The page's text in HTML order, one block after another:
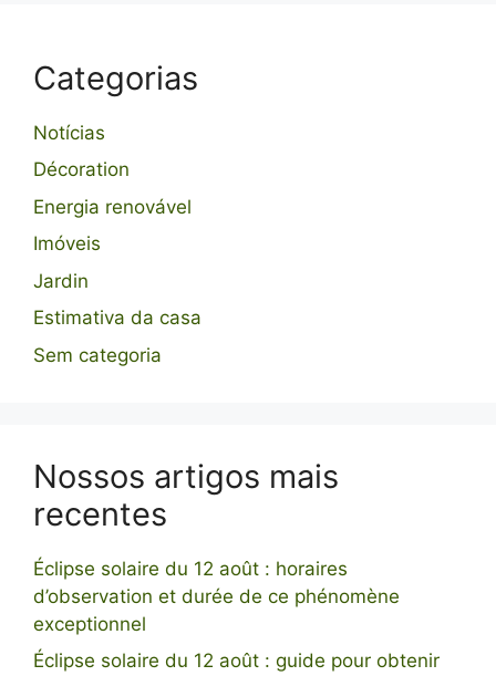
Categorias
Notícias
Décoration
Energia renovável
Imóveis
Jardin
Estimativa da casa
Sem categoria
Nossos artigos mais
recentes
Éclipse solaire du 12 août : horaires
d’observation et durée de ce phénomène
exceptionnel
Éclipse solaire du 12 août : guide pour obtenir